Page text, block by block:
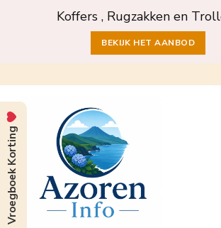
Koffers , Rugzakken en
BEKIJK HET AANBOD
Vroegboek Korting